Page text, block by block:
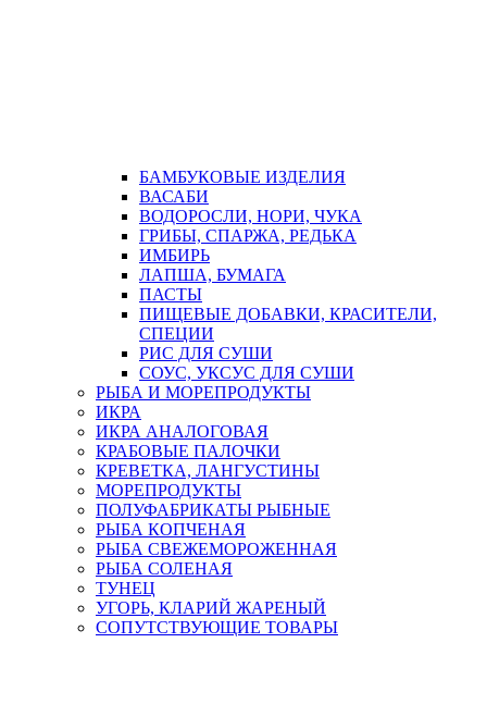
БАМБУКОВЫЕ ИЗДЕЛИЯ
ВАСАБИ
ВОДОРОСЛИ, НОРИ, ЧУКА
ГРИБЫ, СПАРЖА, РЕДЬКА
ИМБИРЬ
ЛАПША, БУМАГА
ПАСТЫ
ПИЩЕВЫЕ ДОБАВКИ, КРАСИТЕЛИ,
СПЕЦИИ
РИС ДЛЯ СУШИ
СОУС, УКСУС ДЛЯ СУШИ
РЫБА И МОРЕПРОДУКТЫ
ИКРА
ИКРА АНАЛОГОВАЯ
КРАБОВЫЕ ПАЛОЧКИ
КРЕВЕТКА, ЛАНГУСТИНЫ
МОРЕПРОДУКТЫ
ПОЛУФАБРИКАТЫ РЫБНЫЕ
РЫБА КОПЧЕНАЯ
РЫБА СВЕЖЕМОРОЖЕННАЯ
РЫБА СОЛЕНАЯ
ТУНЕЦ
УГОРЬ, КЛАРИЙ ЖАРЕНЫЙ
СОПУТСТВУЮЩИЕ ТОВАРЫ